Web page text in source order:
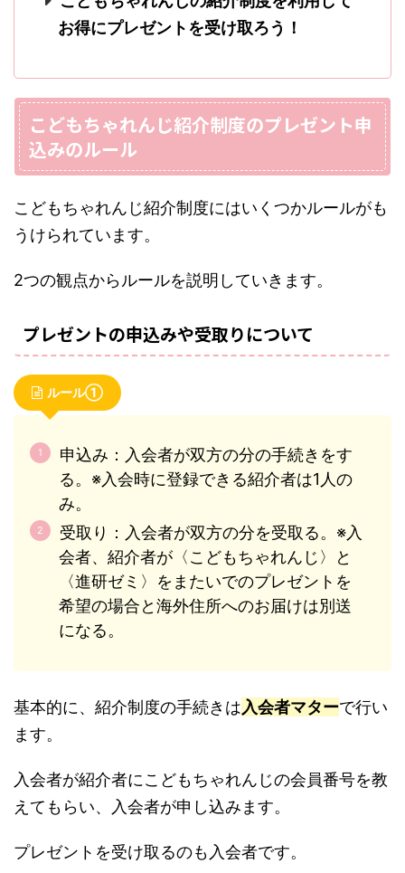
お得にプレゼントを受け取ろう！
こどもちゃれんじ紹介制度のプレゼント申
込みのルール
こどもちゃれんじ紹介制度にはいくつかルールがも
うけられています。
2つの観点からルールを説明していきます。
プレゼントの申込みや受取りについて
ルール①
申込み：入会者が双方の分の手続きをす
る。※入会時に登録できる紹介者は1人の
み。
受取り：入会者が双方の分を受取る。※入
会者、紹介者が〈こどもちゃれんじ〉と
〈進研ゼミ〉をまたいでのプレゼントを
希望の場合と海外住所へのお届けは別送
になる。
基本的に、紹介制度の手続きは入会者マターで行い
ます。
入会者が紹介者にこどもちゃれんじの会員番号を教
えてもらい、入会者が申し込みます。
プレゼントを受け取るのも入会者です。